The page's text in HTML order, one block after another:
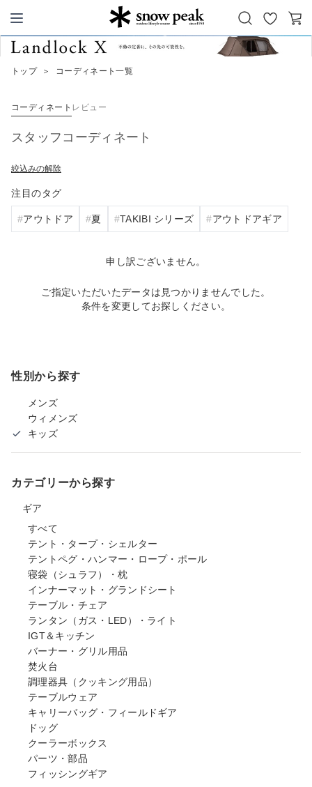
Snow Peak
お
気
カ
トップ ＞ コーディネート一覧
コーディネート レビュー
スタッフコーディネート
絞込みの解除
注目のタグ
アウトドア 夏 TAKIBI シリーズ アウトドアギア
申し訳ございません。
ご指定いただいたデータは見つかりませんでした。
条件を変更してお探しください。
性別から探す
メンズ
ウィメンズ
キッズ
カテゴリーから探す
ギア
すべて
テント・タープ・シェルター
テントペグ・ハンマー・ロープ・ポール
寝袋（シュラフ）・枕
インナーマット・グランドシート
テーブル・チェア
ランタン（ガス・LED）・ライト
IGT＆キッチン
バーナー・グリル用品
焚火台
調理器具（クッキング用品）
テーブルウェア
キャリーバッグ・フィールドギア
ドッグ
クーラーボックス
パーツ・部品
フィッシングギア